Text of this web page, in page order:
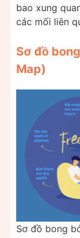
bao xung
các mối liên
Sơ đồ
Map)
Sơ đồ bong